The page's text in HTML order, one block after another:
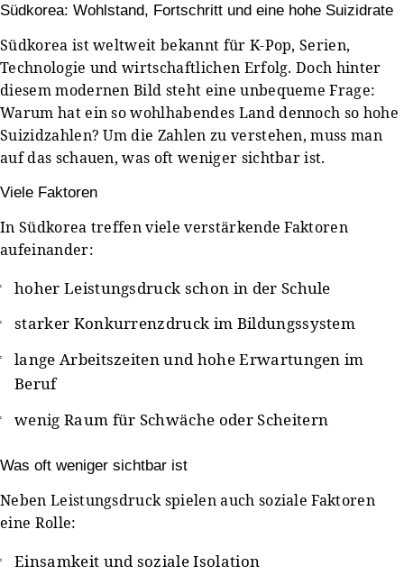
Südkorea: Wohlstand, Fortschritt und eine hohe Suizidrate
Südkorea ist weltweit bekannt für K-Pop, Serien,
Technologie und wirtschaftlichen Erfolg. Doch hinter
diesem modernen Bild steht eine unbequeme Frage:
Warum hat ein so wohlhabendes Land dennoch so hohe
Suizidzahlen? Um die Zahlen zu verstehen, muss man
auf das schauen, was oft weniger sichtbar ist.
Viele Faktoren
In Südkorea treffen viele verstärkende Faktoren
aufeinander:
hoher Leistungsdruck schon in der Schule
starker Konkurrenzdruck im Bildungssystem
lange Arbeitszeiten und hohe Erwartungen im
Beruf
wenig Raum für Schwäche oder Scheitern
Was oft weniger sichtbar ist
Neben Leistungsdruck spielen auch soziale Faktoren
eine Rolle:
Einsamkeit und soziale Isolation